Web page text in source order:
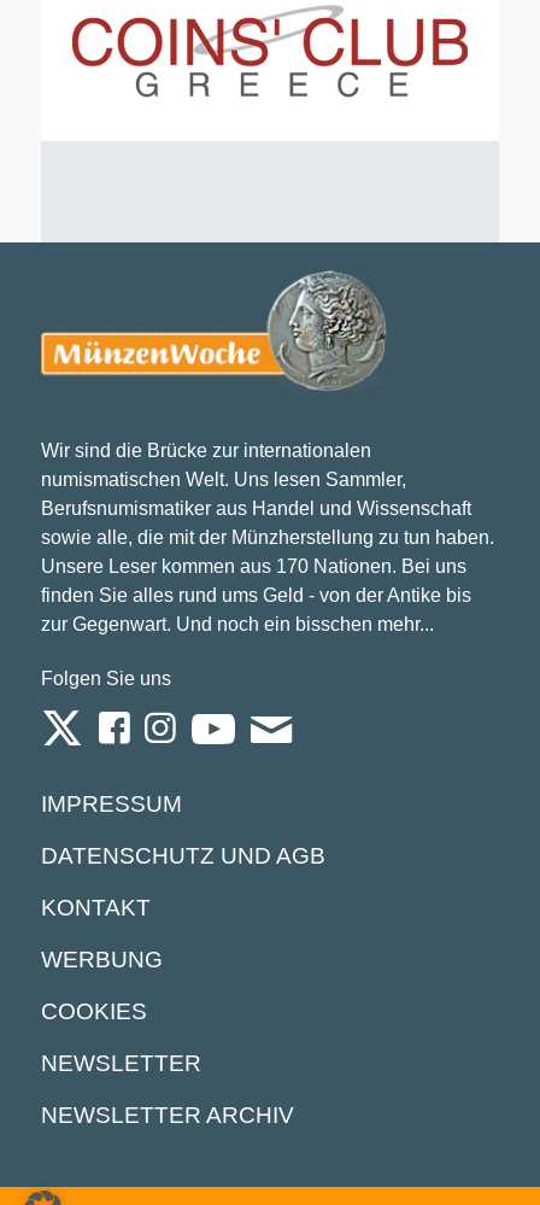
Wir sind die Brücke zur internationalen
numismatischen Welt. Uns lesen Sammler,
Berufsnumismatiker aus Handel und Wissenschaft
sowie alle, die mit der Münzherstellung zu tun haben.
Unsere Leser kommen aus 170 Nationen. Bei uns
finden Sie alles rund ums Geld - von der Antike bis
zur Gegenwart. Und noch ein bisschen mehr...
Folgen Sie uns
IMPRESSUM
DATENSCHUTZ UND AGB
KONTAKT
WERBUNG
COOKIES
NEWSLETTER
NEWSLETTER ARCHIV